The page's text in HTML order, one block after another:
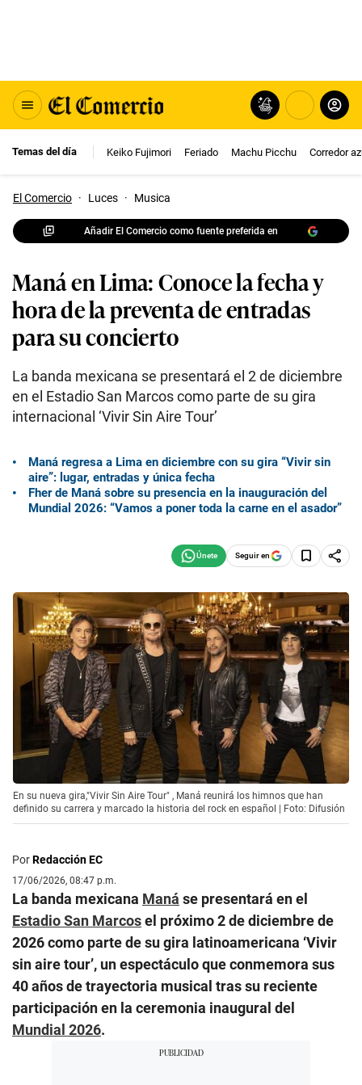
Temas del día Keiko Fujimori Feriado Machu Picchu Corredor
El Comercio · Luces · Musica
Añadir El Comercio como fuente preferida en
Maná en Lima: Conoce la fecha y
hora de la preventa de entradas
para su concierto
La banda mexicana se presentará el 2 de diciembre
en el Estadio San Marcos como parte de su gira
internacional ‘Vivir Sin Aire Tour’
Maná regresa a Lima en diciembre con su gira “Vivir sin
aire”: lugar, entradas y única fecha
Fher de Maná sobre su presencia en la inauguración del
Mundial 2026: “Vamos a poner toda la carne en el asador”
Seguir en
En su nueva gira,"Vivir Sin Aire Tour" , Maná reunirá los himnos que han
definido su carrera y marcado la historia del rock en español | Foto: Difusión
PorRedacción EC
17/06/2026, 08:47 p.m.
La banda mexicana Maná se presentará en el
Estadio San Marcosel próximo 2 de diciembre de
2026 como parte de su gira latinoamericana ‘Vivir
sin aire tour’, un espectáculo que conmemora sus
40 años de trayectoria musical tras su reciente
participación en la ceremonia inaugural del
Mundial 2026.